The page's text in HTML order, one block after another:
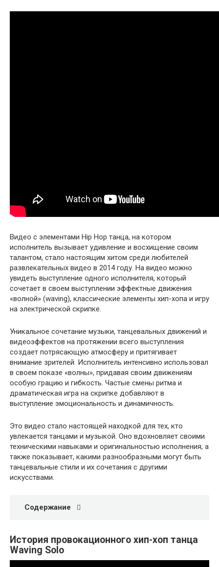
Видео с элементами Hip Hop танца, на котором
исполнитель вызывает удивление и восхищение своим
талантом, стало настоящим хитом среди любителей
развлекательных видео в 2014 году. На видео можно
увидеть выступление одного исполнителя, который
сочетает в своем выступлении эффектные движения
«волной» (waving), классические элементы хип-хопа и игру
на электрической скрипке.
Уникальное сочетание музыки, танцевальных движений и
видеоэффектов на протяжении всего выступления
создает потрясающую атмосферу и притягивает
внимание зрителей. Исполнитель интенсивно использовал
в своем показе «волны», придавая своим движениям
особую грацию и гибкость. Частые смены ритма и
драматическая игра на скрипке добавляют в
выступление эмоциональность и динамичность.
Это видео стало настоящей находкой для тех, кто
увлекается танцами и музыкой. Оно вдохновляет своими
техническими навыками и оригинальностью исполнения, а
также показывает, какими разнообразными могут быть
танцевальные стили и их сочетания с другими
искусствами.
Содержание
История провокационного хип-хоп танца
Waving Solo